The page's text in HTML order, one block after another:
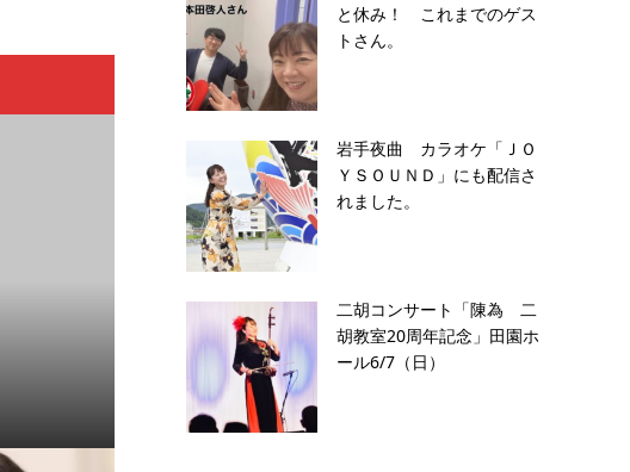
と休み！ これまでのゲス
トさん。
岩手夜曲 カラオケ「ＪＯ
ＹＳＯＵＮＤ」にも配信さ
れました。
二胡コンサート「陳為 二
胡教室20周年記念」田園ホ
ール6/7（日）